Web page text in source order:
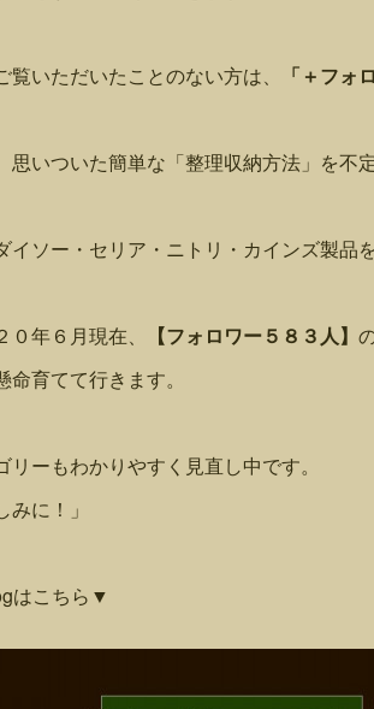
覧いただいたことのない方は、 「＋フォ
思いついた簡単な「整理収納方法」を不
イソー・セリア・ニトリ・カインズ製品
０年６月現在、 【フォロワー５８３人】
命育てて行きます。
リーもわかりやすく見直し中です。
みに！」
はこちら▼